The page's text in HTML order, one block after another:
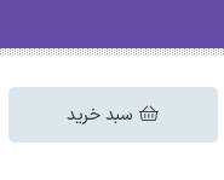
سبد خرید